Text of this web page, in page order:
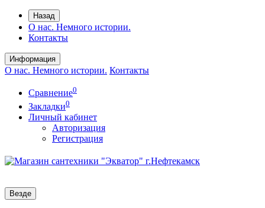
Назад
О нас. Немного истории.
Контакты
Информация
О нас. Немного истории. Контакты
Сравнение0
Закладки0
Личный кабинет
Авторизация
Регистрация
Везде